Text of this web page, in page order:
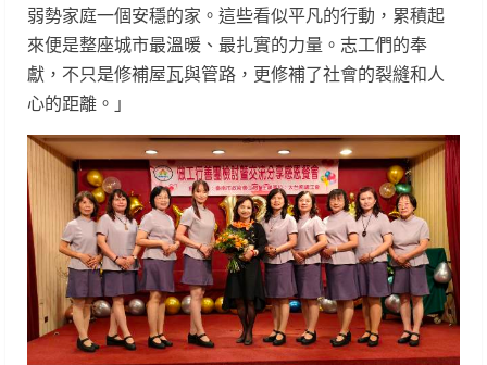
弱勢家庭一個安穩的家。這些看似平凡的行動，累積起
來便是整座城市最溫暖、最扎實的力量。志工們的奉
獻，不只是修補屋瓦與管路，更修補了社會的裂縫和人
心的距離。」